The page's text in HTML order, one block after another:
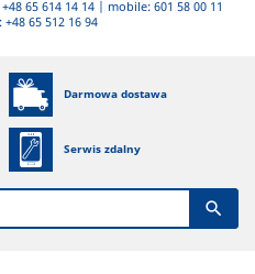
65 614 14 14 | mobile: 601 58 00 11
+48 65 512 16 94
Darmowa dostawa
Serwis zdalny
